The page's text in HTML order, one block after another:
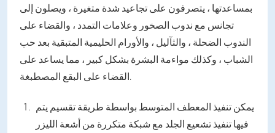
بمساعدتها ، يتصرفون على تجاعيد شدة متغيرة ، ويصلون إلى
تجانس مع ندوب الصخور وعلامات التمدد ، والقضاء على
الندوب الضحلة ، والثآليل ، والأورام الحليمية المتبقية بعد حب
الشباب ، وكذلك مواءمة البشرة بشكل كبير ، مما يساعد على
القضاء على البقع المصطبغة.
يمكن تنفيذ المعطف المتوسط بواسطة طريقة تقسيم يتم
فيها تنفيذ تشعيع الجلد مع شبكة متكررة من أشعة الليزر